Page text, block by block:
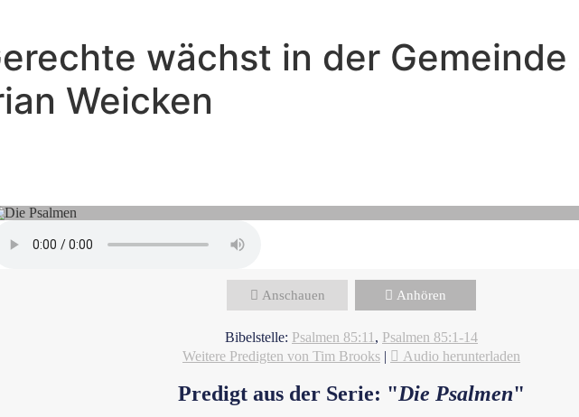
wächst in der
Weicken
Anschauen Anhören
Bibelstelle: Psalmen 85:11 , Psalmen 85:1-14
Weitere Predigten von Tim Brooks | Audio herunterladen
Predigt aus der Serie: "Die Psalmen"